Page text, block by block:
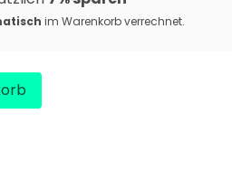
im Warenkorb verrechnet.